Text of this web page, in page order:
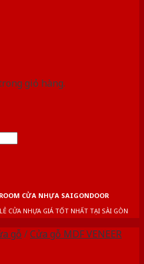
giỏ hàng.
CỬA NHỰA SAIGONDOOR
CỬA NHỰA GIÁ TỐT NHẤT TẠI SÀI GÒN
gỗ /Cửa gỗ MDF VENEER